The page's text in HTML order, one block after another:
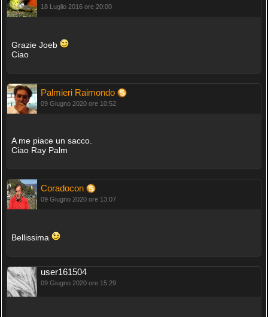
18 Luglio 2016 ore 20:00
Grazie Joeb
Ciao
Palmieri Raimondo
09 Giugno 2020 ore 10:52
A me piace un sacco.
Ciao Ray Palm
Coradocon
09 Giugno 2020 ore 13:07
Bellissima
user161504
09 Giugno 2020 ore 15:29